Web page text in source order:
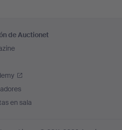
de Auctionet
en sala